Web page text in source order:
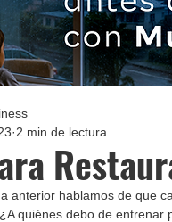
2 min de lectura
anterior hablamos de que
quiénes debo de